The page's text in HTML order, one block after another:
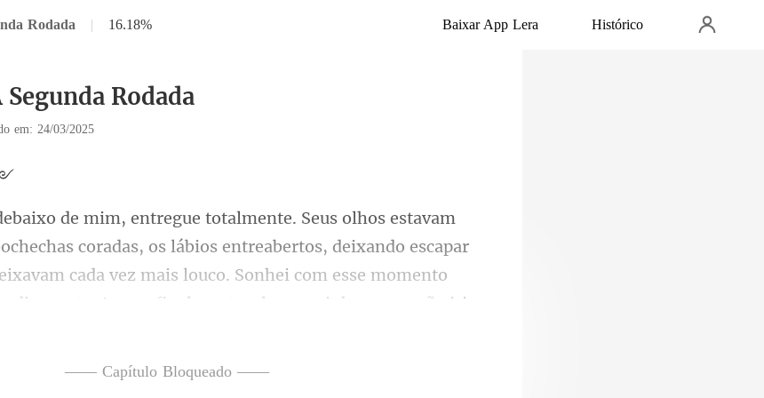
Rodada | 16.18% Baixar App Lera Histórico
Rodada
em: 24/03/2025
os lábios entreabertos, deixando escapar
cada vez mais louco. Sonhei com esse momento
—— Capítulo Bloqueado ——